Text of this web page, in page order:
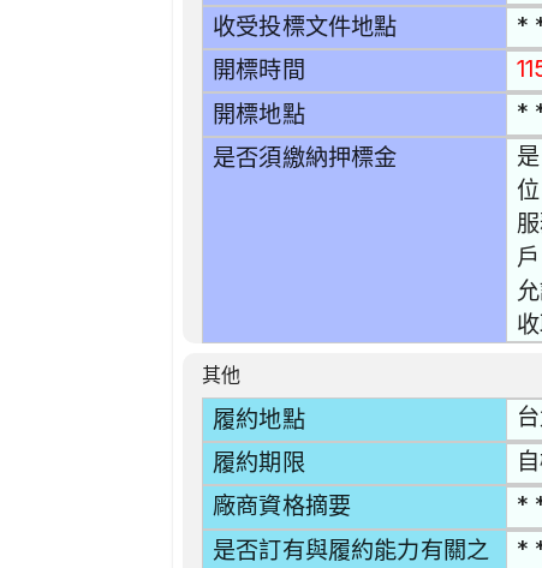
收受投標文件地點 *
開標時間
開標地點 *
是否須繳納押標金
其他
履約地點
履約期限
廠商資格摘要 *
是否訂有與履約能力有關之
*